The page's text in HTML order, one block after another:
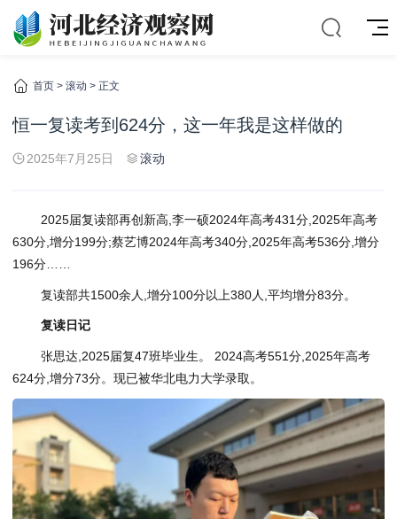
首页 > 滚动 > 正文
恒一复读考到624分，这一年我是这样做的
2025年7月25日 滚动
2025届复读部再创新高,李一硕2024年高考431分,2025年高考
630分,增分199分;蔡艺博2024年高考340分,2025年高考536分,增分
196分……
复读部共1500余人,增分100分以上380人,平均增分83分。
复读日记
张思达,2025届复47班毕业生。 2024高考551分,2025年高考
624分,增分73分。现已被华北电力大学录取。